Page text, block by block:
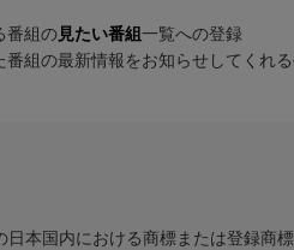
番組の 見たい番組 一覧への登録
番組の最新情報をお知らせしてくれる
本国内における商標または登録商標